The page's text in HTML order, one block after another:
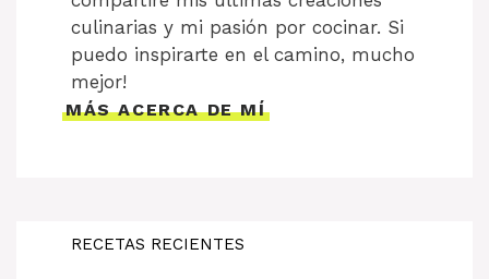
culinarias y mi pasión por cocinar. Si
puedo inspirarte en el camino, mucho
mejor!
MÁS ACERCA DE MÍ
RECETAS RECIENTES